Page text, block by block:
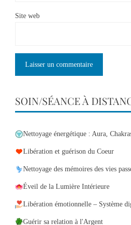
Site web
SOIN/SÉANCE À
Nettoyage énergétique : Aura,
Libération et guérison du Coeur
Nettoyage des mémoires des vies
Éveil de la Lumière Intérieure
Libération émotionnelle – Système
Guérir sa relation à l'Argent